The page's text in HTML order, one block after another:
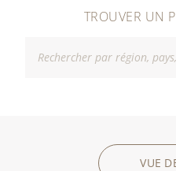
TROUVER UN
VUE